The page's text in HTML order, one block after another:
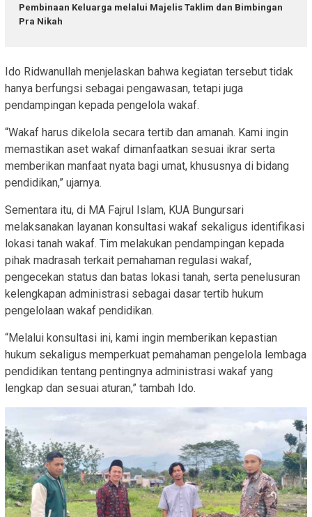
Pembinaan Keluarga melalui Majelis Taklim dan Bimbingan
Pra Nikah
Ido Ridwanullah menjelaskan bahwa kegiatan tersebut tidak
hanya berfungsi sebagai pengawasan, tetapi juga
pendampingan kepada pengelola wakaf.
“Wakaf harus dikelola secara tertib dan amanah. Kami ingin
memastikan aset wakaf dimanfaatkan sesuai ikrar serta
memberikan manfaat nyata bagi umat, khususnya di bidang
pendidikan,” ujarnya.
Sementara itu, di MA Fajrul Islam, KUA Bungursari
melaksanakan layanan konsultasi wakaf sekaligus identifikasi
lokasi tanah wakaf. Tim melakukan pendampingan kepada
pihak madrasah terkait pemahaman regulasi wakaf,
pengecekan status dan batas lokasi tanah, serta penelusuran
kelengkapan administrasi sebagai dasar tertib hukum
pengelolaan wakaf pendidikan.
“Melalui konsultasi ini, kami ingin memberikan kepastian
hukum sekaligus memperkuat pemahaman pengelola lembaga
pendidikan tentang pentingnya administrasi wakaf yang
lengkap dan sesuai aturan,” tambah Ido.